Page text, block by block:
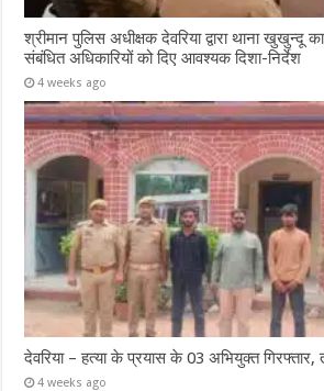
श्रीमान पुलिस अधीक्षक देवरिया द्वारा थाना खुखुन्दू का
संबंधित अधिकारियों को दिए आवश्यक दिशा-निर्देश
4 weeks ago
देवरिया – हत्या के प्रयास के 03 अभियुक्त गिरफ्तार,
4 weeks ago